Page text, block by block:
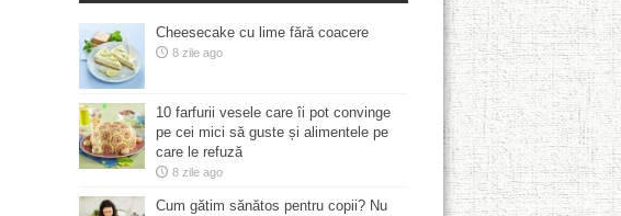
Cheesecake cu lime fără coacere
8 zile ago
10 farfurii vesele care îi pot convinge
pe cei mici să guste și alimentele pe
care le refuză
8 zile ago
Cum gătim sănătos pentru copii? Nu